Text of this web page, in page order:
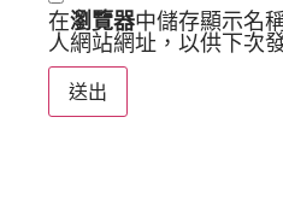
在瀏覽器中儲存顯示名
人網站網址，以供下次